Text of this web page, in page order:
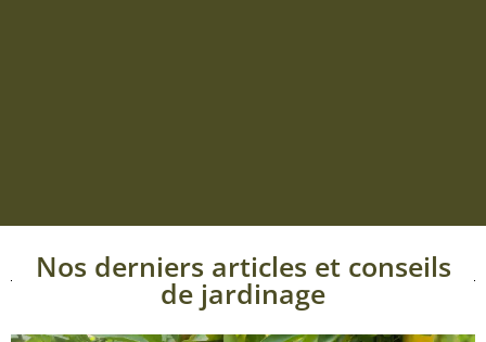
Nos derniers articles et conseils
de jardinage